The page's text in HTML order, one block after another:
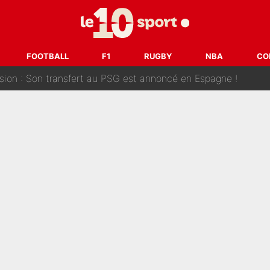
FOOTBALL F1 RUGBY NBA
McCourt, démission de Roberto De Zerbi : Medhi Benatia se lâche sur
est attaqué après son dérapage sur CNews : «Et lui, il prend
: Son transfert au PSG est annoncé en Espagne !